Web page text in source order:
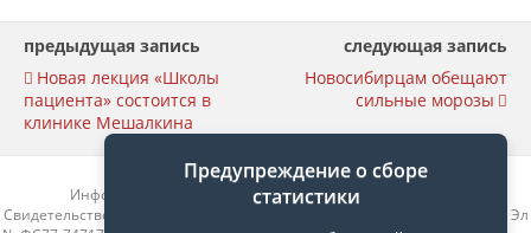
предыдущая запись
Новая лекция «Школы
пациента» состоится в
клинике Мешалкина
следующая запись
Новосибирцам обещают
сильные морозы
Информационный портал «Родные берега» rberega.info
Свидетельство о регистрации сетевого издания «Родные берега. НСК»: Эл
Предупреждение о сборе
статистики